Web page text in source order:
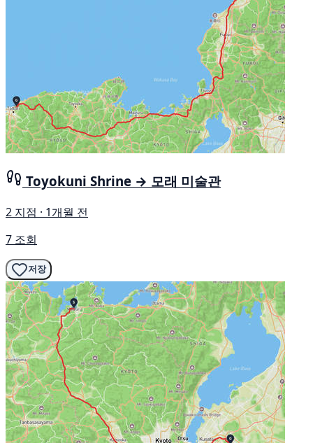
Toyokuni Shrine → 모래 미술관
2 지점 · 1개월 전
7 조회
저장